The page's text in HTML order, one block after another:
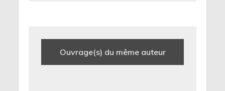
Ouvrage(s) du même auteur